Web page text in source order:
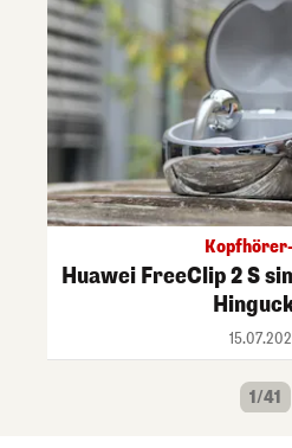
Huawei FreeClip 2 S
1/41